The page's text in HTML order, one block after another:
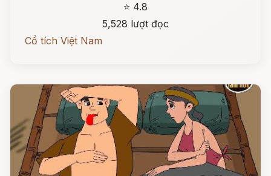
⭐ 4.8
5,528 lượt đọc
Cổ tích Việt Nam